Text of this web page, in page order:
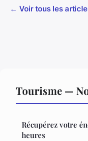
← Voir tous les
Tourisme —
Récupérez votre
heures